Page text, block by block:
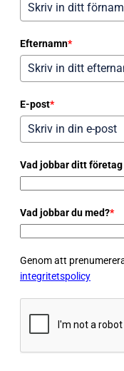
Efternamn*
E-post*
Vad jobbar ditt företag
Vad jobbar du med?*
Genom att
integritetspolicy